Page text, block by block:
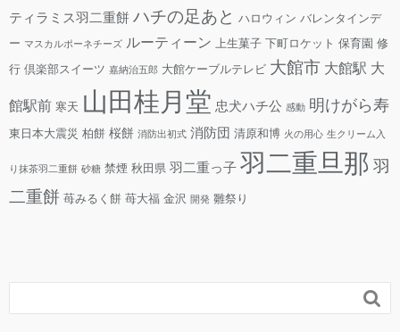
ティラミス羽二重餅 ハチの足あと ハロウィン バレンタインデ
ー マスカルポーネチーズ ルーティーン 上生菓子 下町ロケット 保育園 修
行 倶楽部スイーツ 嘉納治五郎 大館ケーブルテレビ 大館市 大館駅 大
館駅前 寒天 山田桂月堂 忠犬ハチ公 感動 明けがら寿
東日本大震災 柏餅 桜餅 消防出初式 消防団 清原和博 火の用心 生クリーム入
り抹茶羽二重餅 砂糖 禁煙 秋田県 羽二重っ子 羽二重旦那 羽
二重餅 苺みるく餅 苺大福 金沢 開発 雛祭り
